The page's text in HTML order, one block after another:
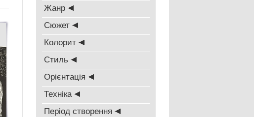
Жанр
Сюжет
Колорит
Стиль
Oрієнтація
Техніка
Період створення